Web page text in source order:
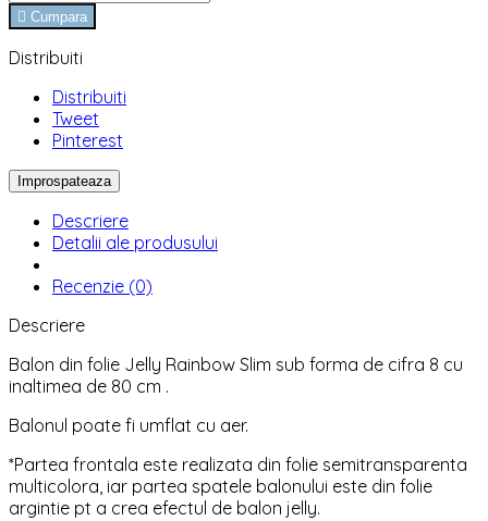
 Cumpara
Distribuiti
Distribuiti
Tweet
Pinterest
Descriere
Detalii ale produsului
Recenzie (0)
Descriere
Balon din folie Jelly Rainbow Slim sub forma de cifra 8 cu
inaltimea de 80 cm .
Balonul poate fi umflat cu aer.
*Partea frontala este realizata din folie semitransparenta
multicolora, iar partea spatele balonului este din folie
argintie pt a crea efectul de balon jelly.